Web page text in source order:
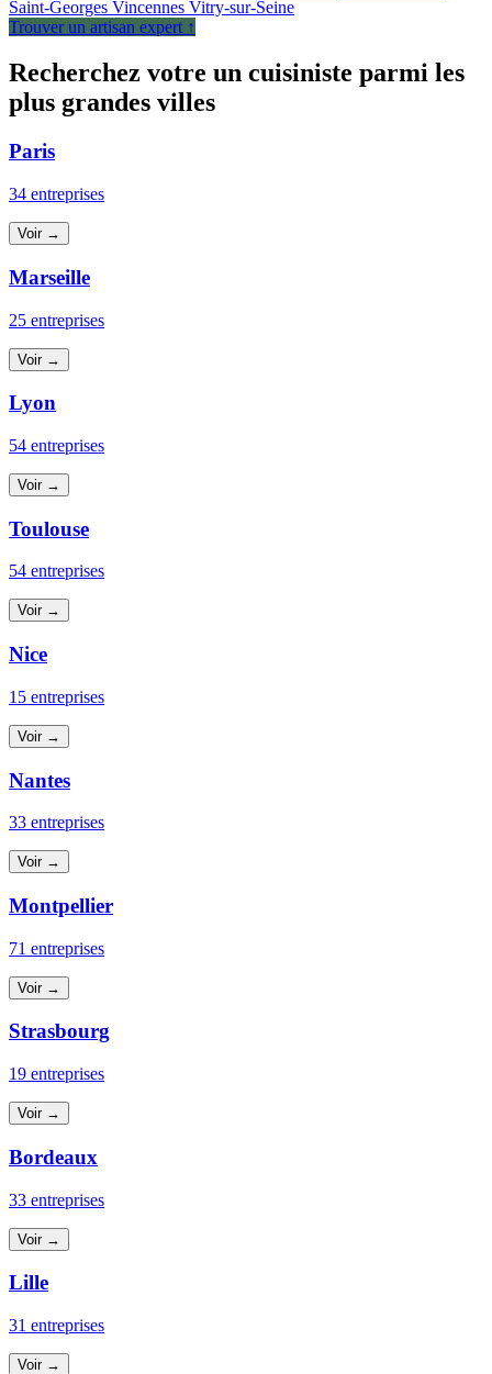
Saint-Georges Vincennes Vitry-sur-Seine
Trouver un artisan expert ↑
Recherchez votre un cuisiniste parmi les
plus grandes villes
Paris
34 entreprises
Voir →
Marseille
25 entreprises
Voir →
Lyon
54 entreprises
Voir →
Toulouse
54 entreprises
Voir →
Nice
15 entreprises
Voir →
Nantes
33 entreprises
Voir →
Montpellier
71 entreprises
Voir →
Strasbourg
19 entreprises
Voir →
Bordeaux
33 entreprises
Voir →
Lille
31 entreprises
Voir →